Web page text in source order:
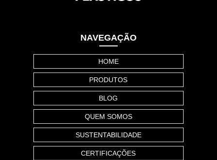
NAVEGAÇÃO
HOME
PRODUTOS
BLOG
QUEM SOMOS
SUSTENTABILIDADE
CERTIFICAÇÕES